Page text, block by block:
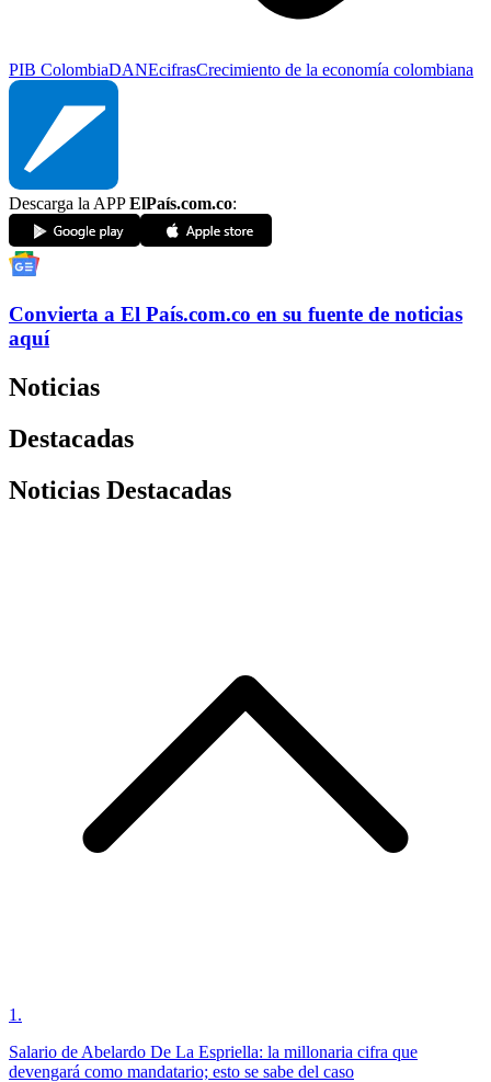
PIB ColombiaDANEcifrasCrecimiento de la economía colombiana
Descarga la APPElPaís.com.co:
Convierta a El País.com.co en su fuente de noticias
aquí
Noticias
Destacadas
Noticias Destacadas
1 .
Salario de Abelardo De La Espriella: la millonaria cifra que
devengará como mandatario; esto se sabe del caso